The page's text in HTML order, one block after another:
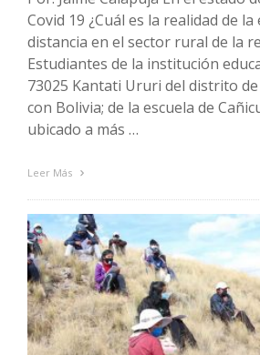
Covid 19 ¿Cuál es la realidad de la
distancia en el sector rural de la
Estudiantes de la institución
73025 Kantati Ururi del distrito
con Bolivia; de la escuela de
ubicado a más …
Leer Más